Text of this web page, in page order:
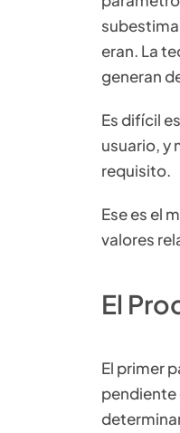
eran. La
generan
Es difícil
usuario, y
requisito.
Ese es el
valores
El
El primer
pendiente